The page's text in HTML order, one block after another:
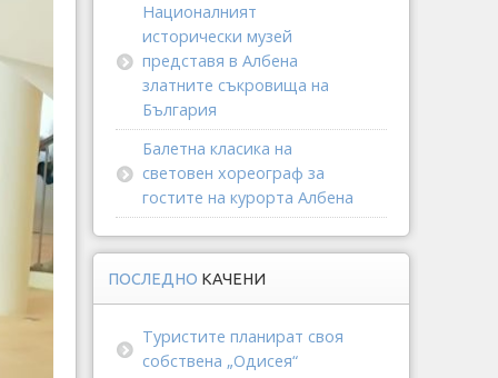
Националният
исторически музей
представя в Албена
златните съкровища на
България
Балетна класика на
световен хореограф за
гостите на курорта Албена
ПОСЛЕДНО КАЧЕНИ
Туристите планират своя
собствена „Одисея“